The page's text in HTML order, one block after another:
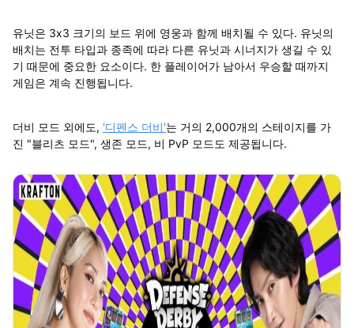
유닛은 3x3 크기의 보드 위에 영웅과 함께 배치될 수 있다. 유닛의
배치는 전투 타입과 종족에 따라 다른 유닛과 시너지가 생길 수 있
기 때문에 중요한 요소이다. 한 플레이어가 남아서 우승할 때까지
게임은 계속 진행됩니다.
더비 모드 외에도, '디펜스 더비'는 거의 2,000개의 스테이지를 가
진 "블리츠 모드", 생존 모드, 비 PvP 모드도 제공됩니다.